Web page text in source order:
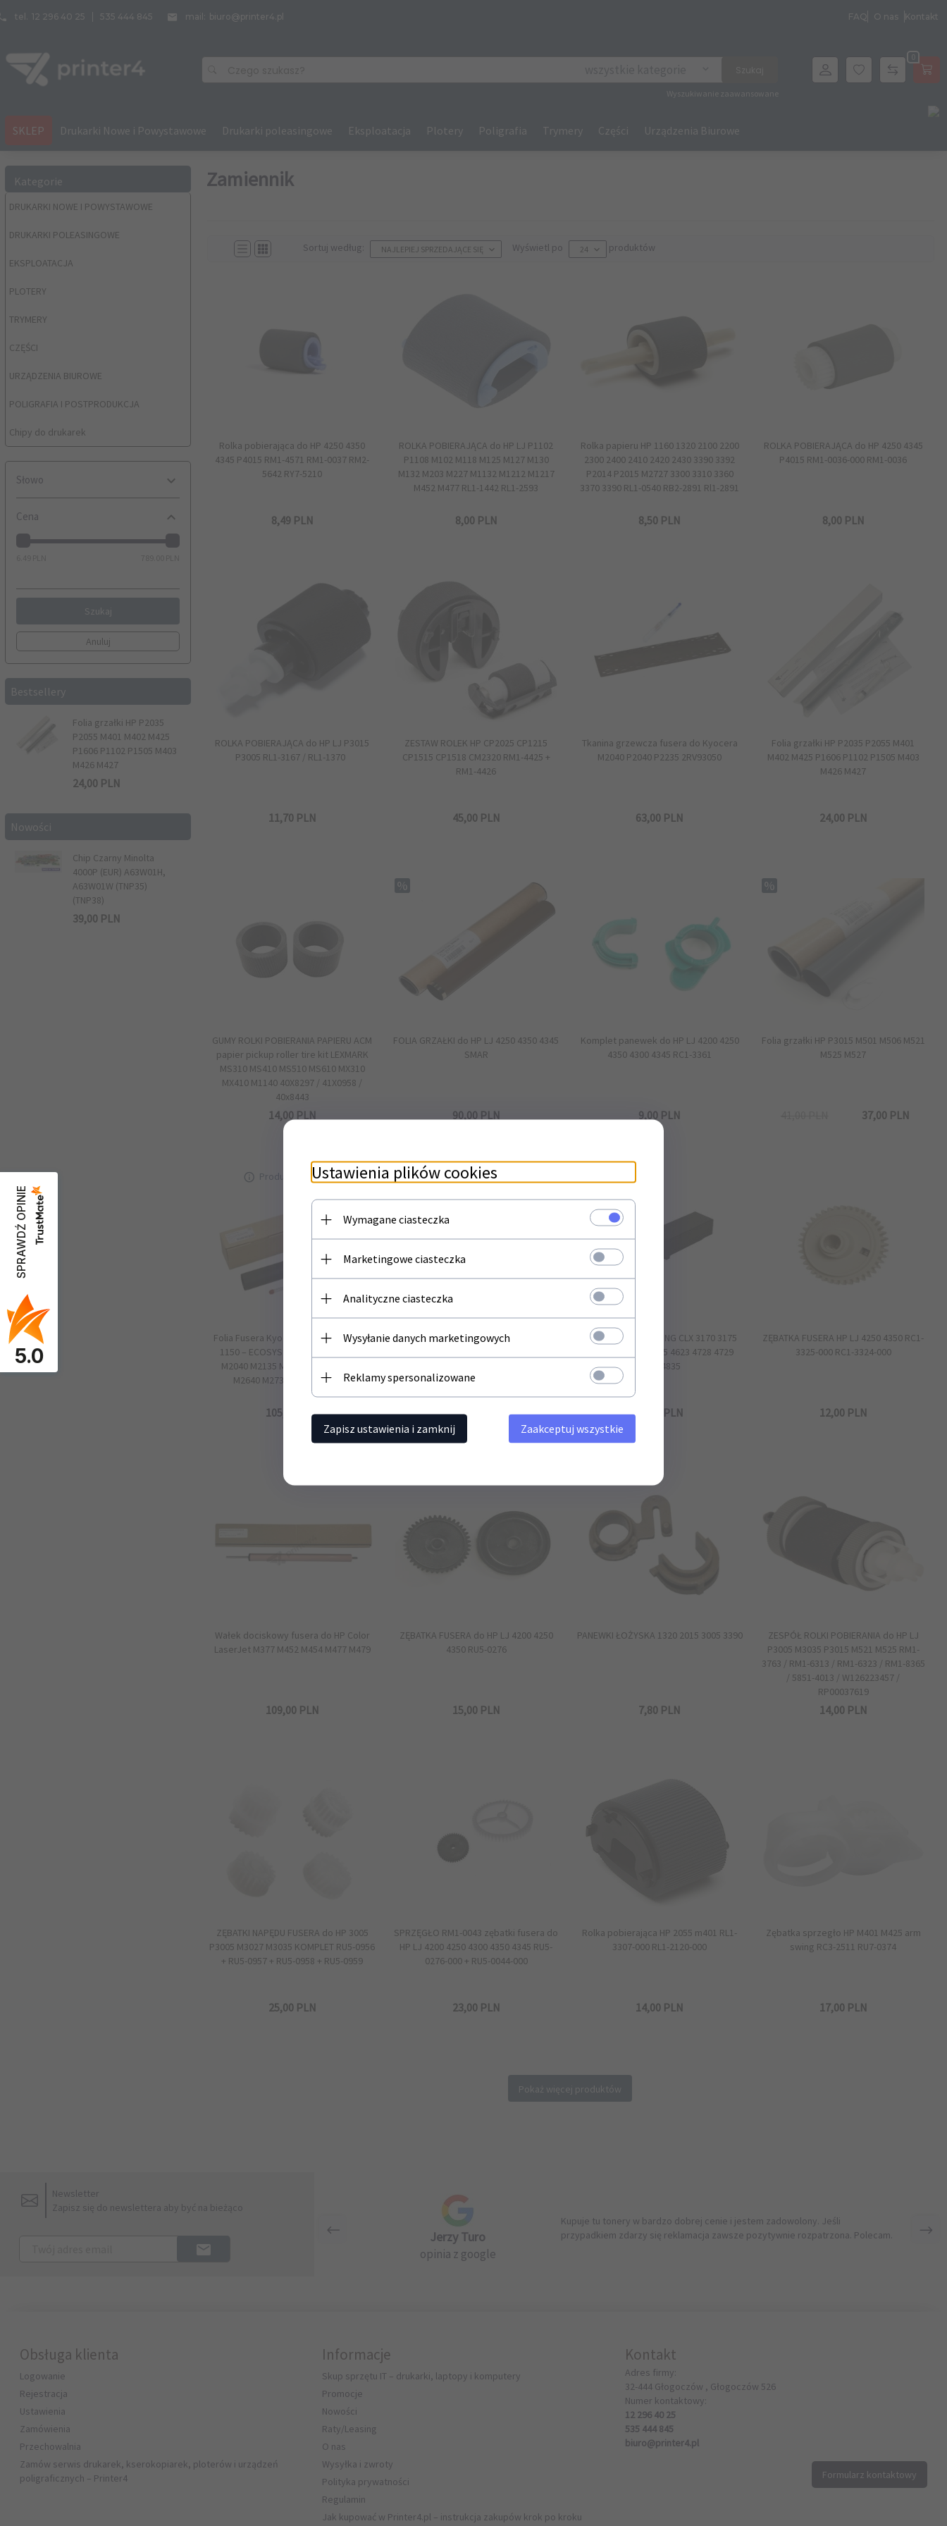
tel. 12 296 40 25 535 444 845 mail: biuro@printer4.pl FAQ O nas Kontakt
Wyszukiwanie zaawansowane
0
SKLEP Drukarki Nowe i Powystawowe Drukarki poleasingowe Eksploatacja Plotery Poligrafia Trymery Części Urządzenia Biurowe
Kategorie
DRUKARKI NOWE I POWYSTAWOWE
DRUKARKI POLEASINGOWE
EKSPLOATACJA
PLOTERY
TRYMERY
CZĘŚCI
URZĄDZENIA BIUROWE
POLIGRAFIA I POSTPRODUKCJA
Chipy do drukarek
Słowo
Cena
Szukaj
wyczyść filtrowanie
Bestsellery
Folia grzałki HP P2035
P2055 M401 M402 M425
P1606 P1102 P1505 M403
M426 M427
24,00 PLN
Nowości
Chip Czarny Minolta
4000P (EUR) A63W01H,
A63W01W (TNP35)
(TNP38)
39,00 PLN
Zamiennik
Sortuj według: sortNAJLEPIEJ SPRZEDAJĄCE SIĘ Wyświetl po 24 produktów
Rolka pobierająca do HP 4250 4350
4345 P4015 RM1-4571 RM1-0037 RM2-
5642 RY7-5210
8,49 PLN
ROLKA POBIERAJĄCA do HP LJ P1102
P1108 M102 M118 M125 M127 M130
M132 M203 M227 M1132 M1212 M1217
M452 M477 RL1-1442 RL1-2593
8,00 PLN
Rolka papieru HP 1160 1320 2100 2200
2300 2400 2410 2420 2430 3390 3392
P2014 P2015 M2727 3300 3310 3360
3370 3390 RL1-0540 RB2-2891 Rl1-2891
8,50 PLN
ROLKA POBIERAJĄCA do HP 4250 4345
P4015 RM1-0036-000 RM1-0036
8,00 PLN
ROLKA POBIERAJĄCA do HP LJ P3015
P3005 RL1-3167 / RL1-1370
11,70 PLN
ZESTAW ROLEK HP CP2025 CP1215
CP1515 CP1518 CM2320 RM1-4425 +
RM1-4426
45,00 PLN
Tkanina grzewcza fusera do Kyocera
M2040 P2040 P2235 2RV93050
63,00 PLN
Folia grzałki HP P2035 P2055 M401
M402 M425 P1606 P1102 P1505 M403
M426 M427
24,00 PLN
GUMY ROLKI POBIERANIA PAPIERU ACM
papier pickup roller tire kit LEXMARK
MS310 MS410 MS510 MS610 MX310
MX410 M1140 40X8297 / 41X0958 /
40x8443
14,00 PLN
FOLIA GRZAŁKI do HP LJ 4250 4350 4345
SMAR
90,00 PLN
Komplet panewek do HP LJ 4200 4250
4350 4300 4345 RC1-3361
9,00 PLN
Folia grzałki HP P3015 M501 M506 M521
M525 M527
37,00 PLN
Folia Fusera Kyocera FK-1150 FFS-FK-
1150 – ECOSYS P2040 P2235 P2335
M2040 M2135 M2235 M2540 M2635
M2640 M2735 M2835 (Japan)
Produkt niedostępny
105, PLN
FOLIA FUSERA HP LJ 1200 1320 3052
14,40
ZAWIAS ADF SAMSUNG CLX 3170 3175
3185 SCX 3400 3405 4623 4728 4729
4833 4835
PLN
ZĘBATKA FUSERA HP LJ 4250 4350 RC1-
3325-000 RC1-3324-000
12,00 PLN
Wałek dociskowy fusera do HP Color
LaserJet M377 M452 M454 M477 M479
109,00 PLN
ZĘBATKA FUSERA do HP LJ 4200 4250
4350 RU5-0276
15,00 PLN
PANEWKI ŁOŻYSKA 1320 2015 3005 3390
7,80 PLN
ZESPÓŁ ROLKI POBIERANIA do HP LJ
P3005 M3035 P3015 M521 M525 RM1-
3763 / RM1-6313 / RM1-6323 / RM1-8365
/ 5851-4013 / W126223457 /
RP00037619
14,00 PLN
ZĘBATKI NAPĘDU FUSERA do HP 3005
P3005 M3027 M3035 KOMPLET RU5-0956
+ RU5-0957 + RU5-0958 + RU5-0959
25,00 PLN
SPRZĘGŁO RM1-0043 zębatki fusera do
HP LJ 4200 4250 4300 4350 4345 RU5-
0276-000 + RU5-0044-000
23,00 PLN
Rolka pobierająca HP 2055 m401 RL1-
3307-000 RL1-2120-000
14,00 PLN
Zębatka sprzegło HP M401 M425 arm
swing RC3-2511 RU7-0374
17,00 PLN
Pokaż więcej produktów
Newsletter
Zapisz się do newslettera aby być na bieżąco
Jerzy Turo
opinia z google
Kupuje tu tonery w bardzo dobrej cenie i jestem zadowolony. Jeśli
przypadkiem zdarzy się reklamacja zawsze pozytywnie rozpatrzona. Polecam.
Obsługa klienta
Logowanie
Rejestracja
Ustawienia
Zamówienia
Przechowalnia
Zamów serwis drukarek, kserokopiarek, ploterów i urządzeń
poligraficznych – Printer4
Informacje
Skup sprzętu IT – drukarki, laptopy i komputery
Promocje
Nowości
Raty/Leasing
O nas
Wysyłka i zwroty
Polityka prywatności
Regulamin
Jak kupować w Printer4.pl – instrukcja zakupów krok po kroku
Kontakt
Adres firmy:
32-444 Głogoczów , Głogoczów 526
Numer kontaktowy:
12 296 40 25
535 444 845
biuro@printer4.pl
Formularz kontaktowy
SPRAWDŹ OPINIE
5.0
Ustawienia plików cookies
Wymagane ciasteczka
Marketingowe ciasteczka
Analityczne ciasteczka
Wysyłanie danych marketingowych
Reklamy spersonalizowane
Zapisz ustawienia i zamknij Zaakceptuj wszystkie
Newsletter
Zapisz się do newslettera i bądź na bieżąco z naszą ofertą
Twój adres email